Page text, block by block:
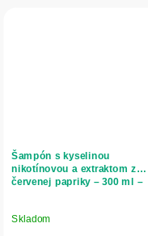
Šampón s kyselinou
nikotínovou a extraktom z
červenej papriky – 300 ml –
Skladom